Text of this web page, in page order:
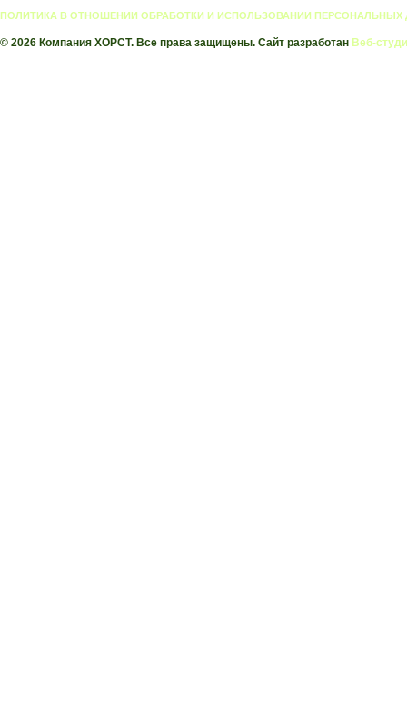
ПОЛИТИКА В ОТНОШЕНИИ ОБРАБОТКИ И ИСПОЛЬЗОВАНИИ ПЕРСОНАЛЬНЫХ
© 2026 Компания ХОРСТ. Все права защищены. Сайт разработан Веб-